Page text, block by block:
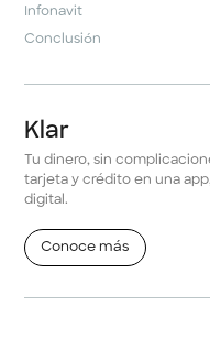
Infonavit
Conclusión
Klar
Tu dinero, sin
tarjeta y crédito en una
digital.
Conoce más